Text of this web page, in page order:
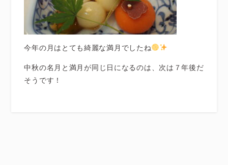
今年の月はとても綺麗な満月でしたね
中秋の名月と満月が同じ日になるのは、次は７年後だ
そうです！